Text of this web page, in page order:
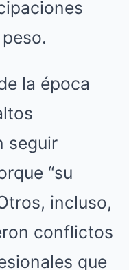
la época
seguir
“su
incluso,
conflictos
que